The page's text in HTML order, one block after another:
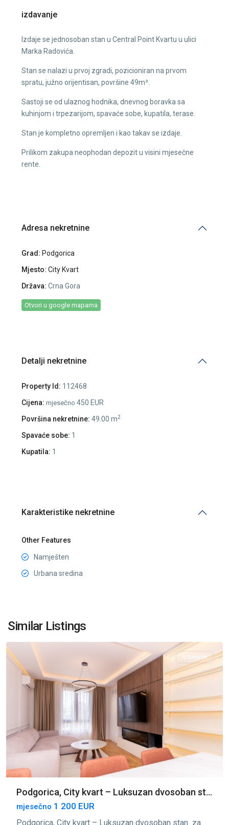
izdavanje
Izdaje se jednosoban stan u Central Point Kvartu u ulici
Marka Radovića.
Stan se nalazi u prvoj zgradi, pozicioniran na prvom
spratu, južno orijentisan, površine 49m².
Sastoji se od ulaznog hodnika, dnevnog boravka sa
kuhinjom i trpezarijom, spavaće sobe, kupatila, terase.
Stan je kompletno opremljen i kao takav se izdaje.
Prilikom zakupa neophodan depozit u visini mjesečne
rente.
Adresa nekretnine
Grad: Podgorica
Mjesto: City Kvart
Država: Crna Gora
Otvori u google mapama
Detalji nekretnine
Property Id: 112468
Cijena: mjesečno 450 EUR
Površina nekretnine: 49.00 m2
Spavaće sobe: 1
Kupatila: 1
Karakteristike nekretnine
Other Features
Namješten
Urbana sredina
Similar Listings
Kvart
Podgorica
Izdavanje
Podgorica, City kvart – Luksuzan dvosoban st...
mjesečno 1 200 EUR
Podgorica, City kvart – Luksuzan dvosoban stan za